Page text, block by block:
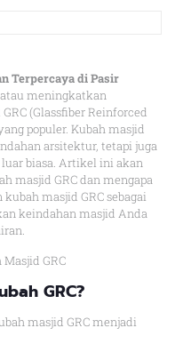
Terpercaya di Pasir
meningkatkan
(Glassfiber Reinforced
populer. Kubah masjid
arsitektur, tetapi juga
biasa. Artikel ini akan
masjid GRC dan mengapa
masjid GRC sebagai
keindahan masjid Anda
GRC?
masjid GRC menjadi